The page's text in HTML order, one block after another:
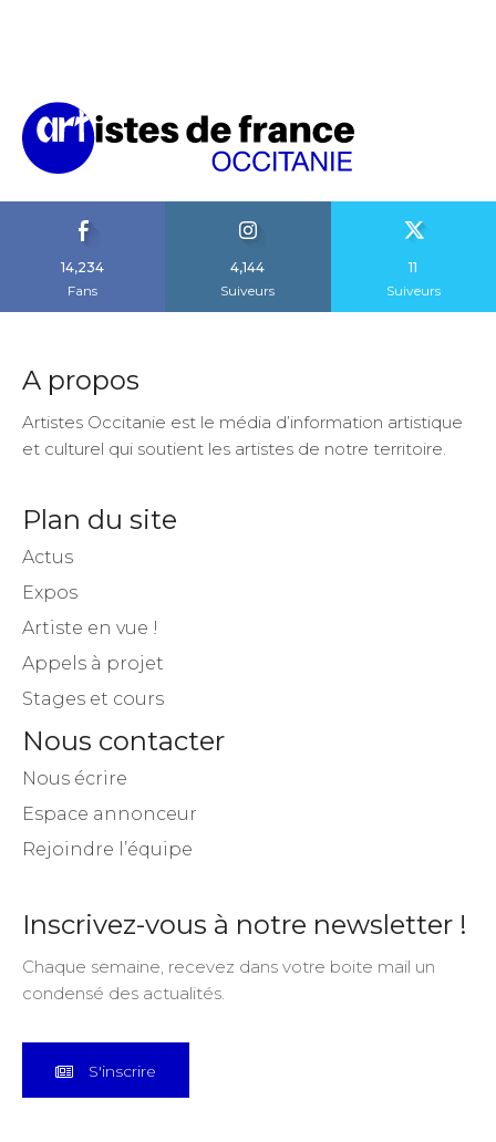
14,234
Fans
4,144
Suiveurs
11
Suiveurs
A propos
Artistes Occitanie est le média d’information artistique
et culturel qui soutient les artistes de notre territoire.
Plan du site
Actus
Expos
Artiste en vue !
Appels à projet
Stages et cours
Nous contacter
Nous écrire
Espace annonceur
Rejoindre l’équipe
Inscrivez-vous à notre newsletter !
Chaque semaine, recevez dans votre boite mail un
condensé des actualités.
S'inscrire